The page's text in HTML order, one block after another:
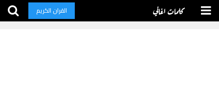
كلمات اغاني القران الكريم